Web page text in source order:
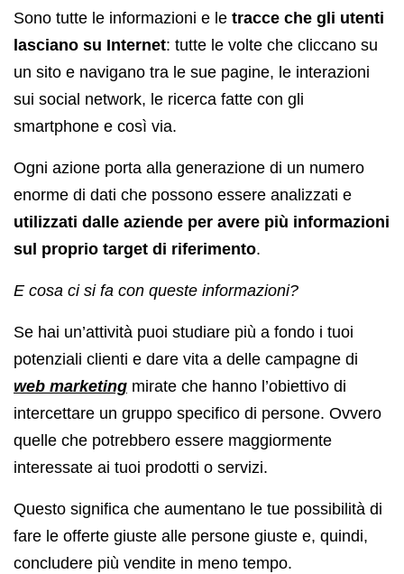
Sono tutte le informazioni e le tracce che gli utenti
lasciano su Internet: tutte le volte che cliccano su
un sito e navigano tra le sue pagine, le interazioni
sui social network, le ricerca fatte con gli
smartphone e così via.
Ogni azione porta alla generazione di un numero
enorme di dati che possono essere analizzati e
utilizzati dalle aziende per avere più informazioni
sul proprio target di riferimento.
E cosa ci si fa con queste informazioni?
Se hai un’attività puoi studiare più a fondo i tuoi
potenziali clienti e dare vita a delle campagne di
web marketing mirate che hanno l’obiettivo di
intercettare un gruppo specifico di persone. Ovvero
quelle che potrebbero essere maggiormente
interessate ai tuoi prodotti o servizi.
Questo significa che aumentano le tue possibilità di
fare le offerte giuste alle persone giuste e, quindi,
concludere più vendite in meno tempo.